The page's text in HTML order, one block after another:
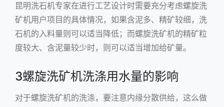
昆明洗石机专家在进行工艺设计时需要充分考虑螺旋洗
矿机用户项目的具体情况，如果含泥多、精矿较细，洗
石机的入料量则可以适当降低；而螺旋洗矿机的精矿粒
度较大、含泥量较少时，则可以适当增加给矿量。
3螺旋洗矿机洗涤用水量的影响
对于螺旋洗矿机的洗涤，要注意内缘分散供给，这么做